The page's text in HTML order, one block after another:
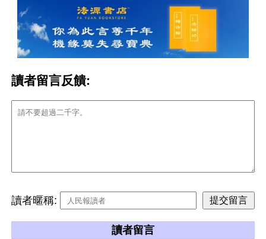
讀者留言反饋:
讀者暱稱:
讀者留言